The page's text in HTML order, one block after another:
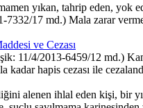
yıkan, tahrip eden,
7332/17 md.) Mala zarar
ve Cezası
11/4/2013-6459/12 md.)
hapis cezası ile
ihlal eden kişi, bir